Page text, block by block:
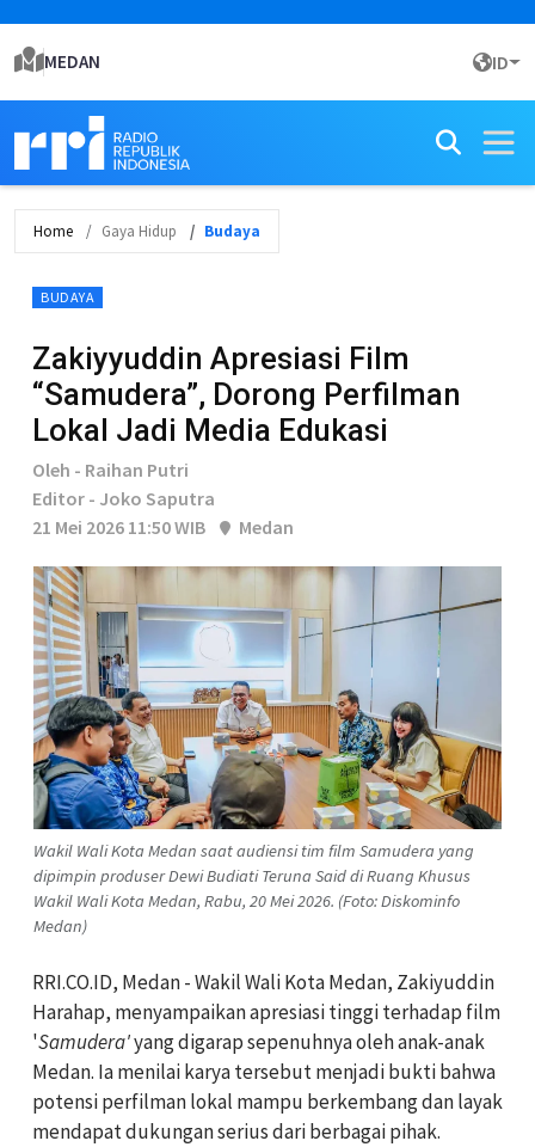
MEDAN ID
Home Gaya Hidup Budaya
BUDAYA
Zakiyyuddin Apresiasi Film
“Samudera”, Dorong Perfilman
Lokal Jadi Media Edukasi
Oleh - Raihan Putri
Editor - Joko Saputra
21 Mei 2026 11:50 WIB
Medan
Wakil Wali Kota Medan saat audiensi tim film Samudera yang
dipimpin produser Dewi Budiati Teruna Said di Ruang Khusus
Wakil Wali Kota Medan, Rabu, 20 Mei 2026. (Foto: Diskominfo
Medan)
RRI.CO.ID, Medan - Wakil Wali Kota Medan, Zakiyuddin
Harahap, menyampaikan apresiasi tinggi terhadap film
'Samudera'yang digarap sepenuhnya oleh anak-anak
Medan. Ia menilai karya tersebut menjadi bukti bahwa
potensi perfilman lokal mampu berkembang dan layak
mendapat dukungan serius dari berbagai pihak.